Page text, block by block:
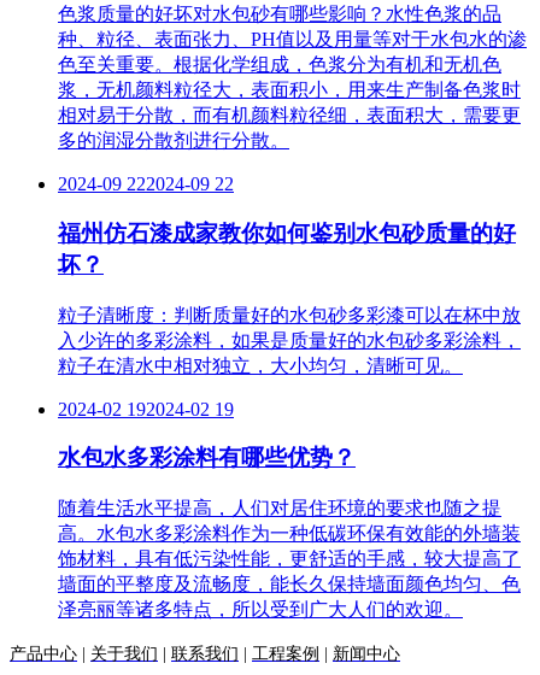
色浆质量的好坏对水包砂有哪些影响？水性色浆的品
种、粒径、表面张力、PH值以及用量等对于水包水的渗
色至关重要。根据化学组成，色浆分为有机和无机色
浆，无机颜料粒径大，表面积小，用来生产制备色浆时
相对易于分散，而有机颜料粒径细，表面积大，需要更
多的润湿分散剂进行分散。
2024-09 222024-09 22
福州仿石漆成家教你如何鉴别水包砂质量的好
坏？
粒子清晰度：判断质量好的水包砂多彩漆可以在杯中放
入少许的多彩涂料，如果是质量好的水包砂多彩涂料，
粒子在清水中相对独立，大小均匀，清晰可见。
2024-02 192024-02 19
水包水多彩涂料有哪些优势？
随着生活水平提高，人们对居住环境的要求也随之提
高。水包水多彩涂料作为一种低碳环保有效能的外墙装
饰材料，具有低污染性能，更舒适的手感，较大提高了
墙面的平整度及流畅度，能长久保持墙面颜色均匀、色
泽亮丽等诸多特点，所以受到广大人们的欢迎。
产品中心 关于我们 联系我们 工程案例 新闻中心